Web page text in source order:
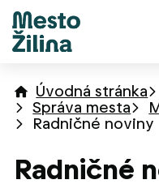
Úvodná stránka
Správa mesta
Radničné noviny
Radničné